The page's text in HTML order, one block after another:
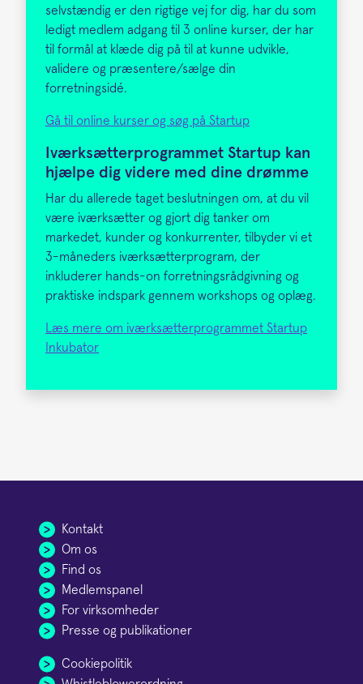
selvstændig er den rigtige vej for dig, har du som
ledigt medlem adgang til 3 online kurser, der har
til formål at klæde dig på til at kunne udvikle,
validere og præsentere/sælge din
forretningsidé.
Gå til online kurser og søg på Startup
Iværksætterprogrammet Startup kan
hjælpe dig videre med dine drømme
Har du allerede taget beslutningen om, at du vil
være iværksætter og gjort dig tanker om
markedet, kunder og konkurrenter, tilbyder vi et
3-måneders iværksætterprogram, der
inkluderer hands-on forretningsrådgivning og
praktiske indspark gennem workshops og oplæg.
Læs mere om iværksætterprogrammet Startup
Inkubator
Kontakt
Om os
Find os
Medlemspanel
For virksomheder
Presse og publikationer
Cookiepolitik